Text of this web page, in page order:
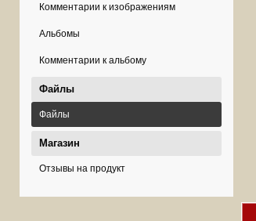
Комментарии к изображениям
Альбомы
Комментарии к альбому
Файлы
Файлы
Магазин
Отзывы на продукт